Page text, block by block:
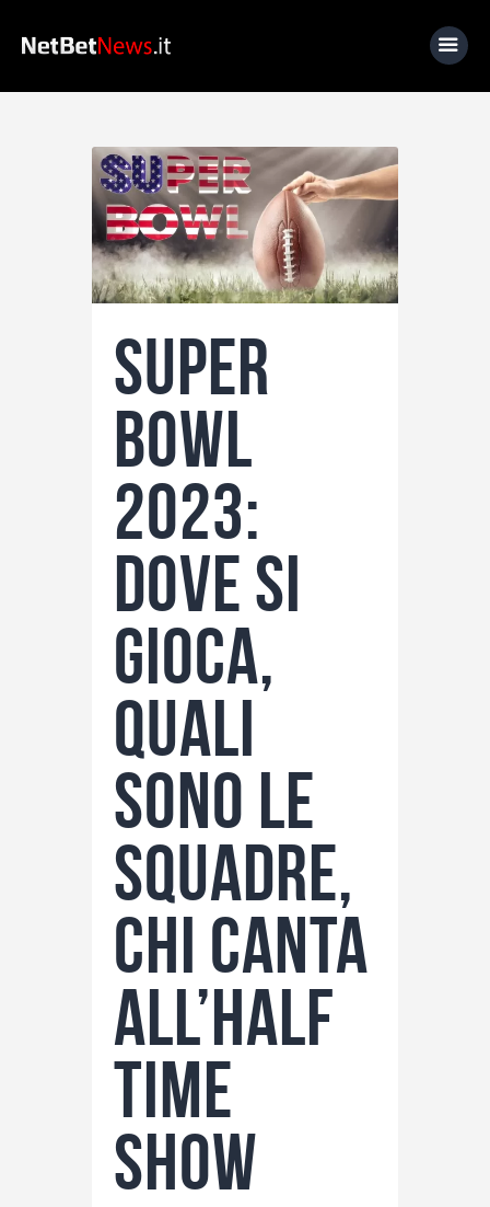
Home
News
Calcio
Basket
Lo Sapevi Che
Fantacalcio
I consigli di Giulia
Serie A
Super
Bowl
2023:
dove si
gioca,
quali
sono le
squadre,
chi canta
all’Half
Time
Show